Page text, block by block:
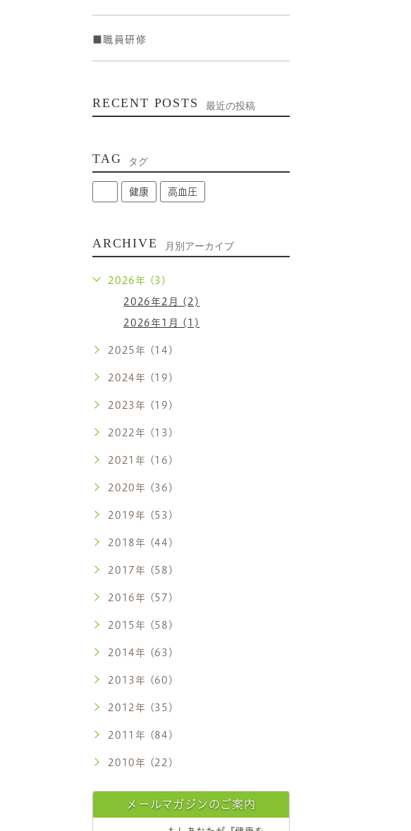
■職員研修
RECENT POSTS 最近の投稿
TAG タグ
健康 高血圧
ARCHIVE 月別アーカイブ
2026年 (3)
2026年2月 (2)
2026年1月 (1)
2025年 (14)
2024年 (19)
2023年 (19)
2022年 (13)
2021年 (16)
2020年 (36)
2019年 (53)
2018年 (44)
2017年 (58)
2016年 (57)
2015年 (58)
2014年 (63)
2013年 (60)
2012年 (35)
2011年 (84)
2010年 (22)
メールマガジンのご案内